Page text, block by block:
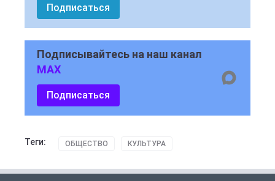
Подписаться
Подписывайтесь на наш канал
MAX
Подписаться
Теги: ОБЩЕСТВО КУЛЬТУРА